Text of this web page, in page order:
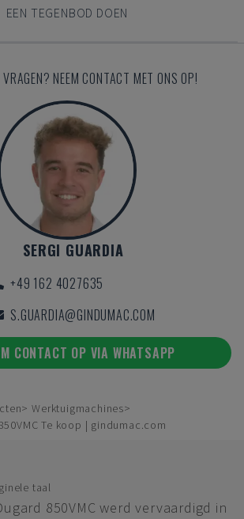
EEN TEGENBOD DOEN
VRAGEN? NEEM CONTACT MET ONS OP!
SERGI GUARDIA
+49 162 4027635
S.GUARDIA@GINDUMAC.COM
CONTACT OP VIA WHATSAPP
Werktuigmachines
Te koop | gindumac.com
taal
850VMC werd vervaardigd in